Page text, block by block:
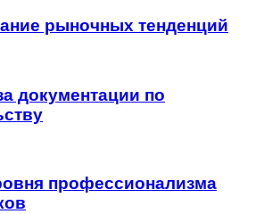
рыночных тенденций
документации по
профессионализма